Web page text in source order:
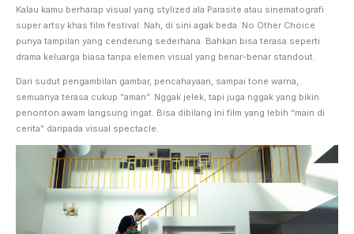
Kalau kamu berharap visual yang stylized ala Parasite atau sinematografi
super artsy khas film festival. Nah, di sini agak beda. No Other Choice
punya tampilan yang cenderung sederhana. Bahkan bisa terasa seperti
drama keluarga biasa tanpa elemen visual yang benar-benar standout.
Dari sudut pengambilan gambar, pencahayaan, sampai tone warna,
semuanya terasa cukup “aman”. Nggak jelek, tapi juga nggak yang bikin
penonton awam langsung ingat. Bisa dibilang ini film yang lebih “main di
cerita” daripada visual spectacle.